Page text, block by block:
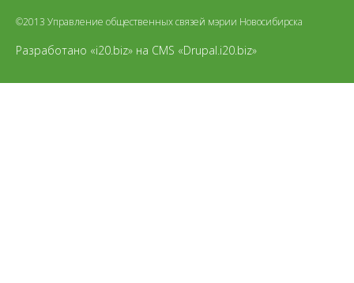
©2013 Управление общественных связей мэрии Новосибирска
Разработано «i20.biz» на CMS «Drupal.i20.biz»